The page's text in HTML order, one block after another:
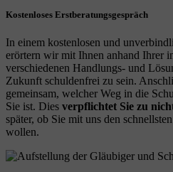
Kostenloses Erstberatungsgespräch
In einem kostenlosen und
erörtern wir mit Ihnen anhand Ihrer
verschiedenen Handlungs- und
Zukunft schuldenfrei zu sein.
gemeinsam, welcher Weg in die
Sie ist. Dies verpflichtet Sie zu
später, ob Sie mit uns den
wollen.